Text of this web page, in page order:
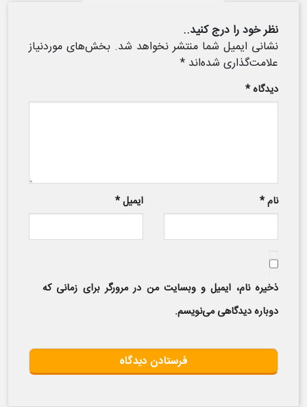
نظر خود را درج کنید..
نشانی ایمیل شما منتشر نخواهد شد. بخش‌های موردنیاز
علامت‌گذاری شده‌اند *
دیدگاه*
نام* ایمیل*
ذخیره نام، ایمیل و وبسایت من در مرورگر برای زمانی که
دوباره دیدگاهی می‌نویسم.